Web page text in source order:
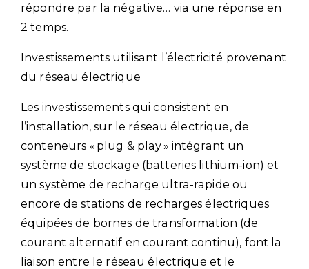
répondre par la négative… via une réponse en
2 temps.
Investissements utilisant l’électricité provenant
du réseau électrique
Les investissements qui consistent en
l’installation, sur le réseau électrique, de
conteneurs « plug & play » intégrant un
système de stockage (batteries lithium-ion) et
un système de recharge ultra-rapide ou
encore de stations de recharges électriques
équipées de bornes de transformation (de
courant alternatif en courant continu), font la
liaison entre le réseau électrique et le